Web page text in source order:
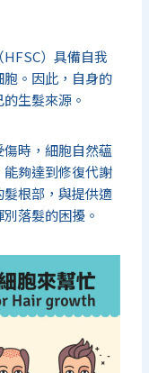
）具備自我
。因此，自身的
生髮來源。
時，細胞自然蘊
夠達到修復代謝
根部，與提供適
落髮的困擾。